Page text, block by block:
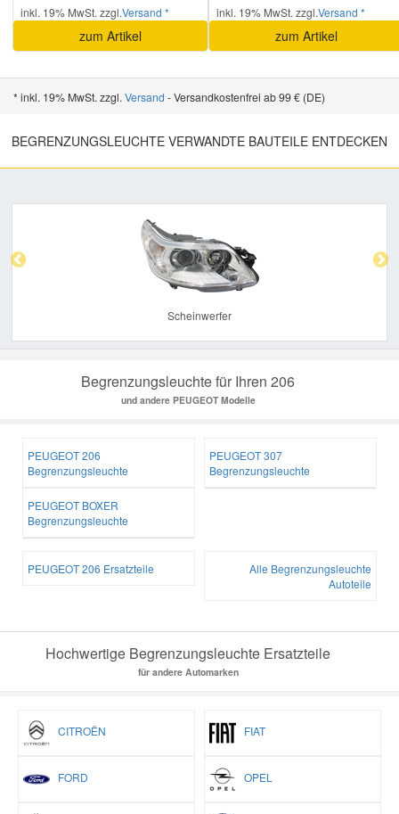
inkl. 19% MwSt. zzgl.Versand *
zum Artikel
inkl. 19% MwSt. zzgl.Versand *
zum Artikel
* inkl. 19% MwSt. zzgl. Versand - Versandkostenfrei ab 99 € (DE)
BEGRENZUNGSLEUCHTE VERWANDTE BAUTEILE ENTDECKEN
Scheinwerfer
Begrenzungsleuchte für Ihren 206
und andere PEUGEOT Modelle
PEUGEOT 206
Begrenzungsleuchte
PEUGEOT 307
Begrenzungsleuchte
PEUGEOT BOXER
Begrenzungsleuchte
PEUGEOT 206 Ersatzteile
Alle Begrenzungsleuchte
Autoteile
Hochwertige Begrenzungsleuchte Ersatzteile
für andere Automarken
CITROËN FIAT
FORD OPEL